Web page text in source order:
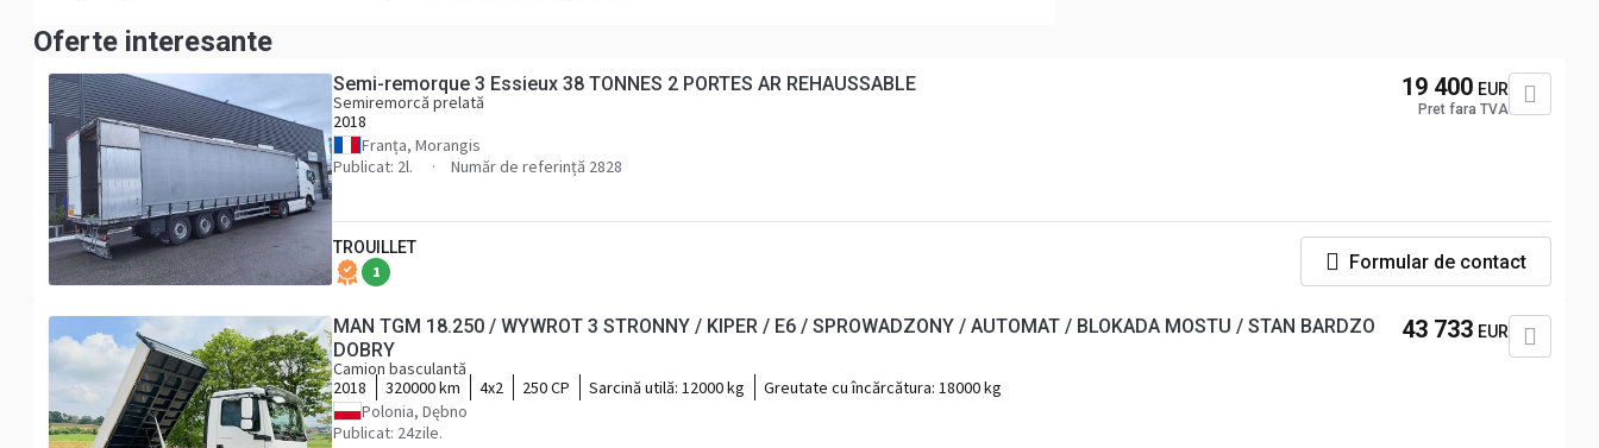
Oferte interesante
Semi-remorque 3 Essieux 38 TONNES 2 PORTES AR REHAUSSABLE
Semiremorcă prelată
2018
Franța, Morangis
Publicat: 2l.
Număr de referință 2828
19 400 EUR
Pret fara TVA
TROUILLET
1 Formular de contact
MAN TGM 18.250 / WYWROT 3 STRONNY / KIPER / E6 / SPROWADZONY / AUTOMAT / BLOKADA MOSTU / STAN BARDZO
DOBRY
Camion basculantă
2018
320000 km 4x2 250 CP Sarcină utilă: 12000 kg Greutate cu încărcătura: 18000 kg
Polonia, Dębno
Publicat: 24zile.
43 733 EUR